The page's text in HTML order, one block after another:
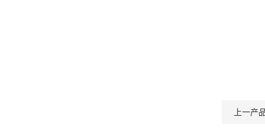
上一产